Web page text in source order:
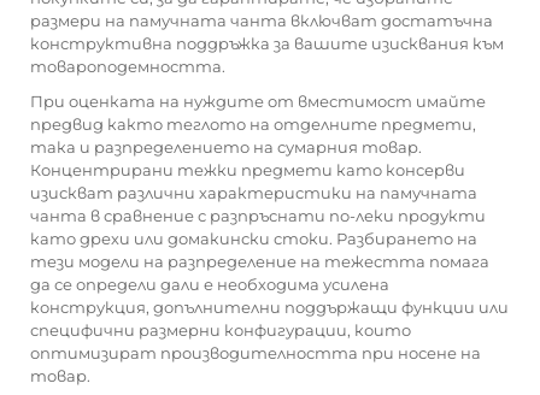
размери на памучната чанта включват достатъчна
конструктивна поддръжка за вашите изисквания към
товароподемността.
При оценката на нуждите от вместимост имайте
предвид както теглото на отделните предмети,
така и разпределението на сумарния товар.
Концентрирани тежки предмети като консерви
изискват различни характеристики на памучната
чанта в сравнение с разпръснати по-леки продукти
като дрехи или домакински стоки. Разбирането на
тези модели на разпределение на тежестта помага
да се определи дали е необходима усилена
конструкция, допълнителни поддържащи функции или
специфични размерни конфигурации, които
оптимизират производителността при носене на
товар.